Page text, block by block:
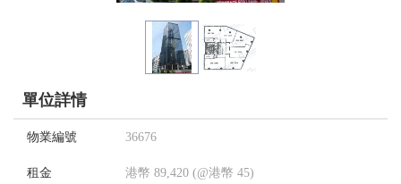
單位詳情
物業編號 36676
租金 港幣 89,420 (@港幣 45)